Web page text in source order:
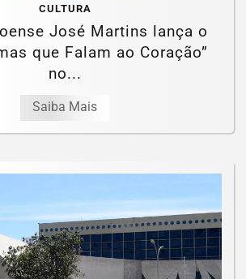
CULTURA
José Martins lança o
que Falam ao Coração”
no...
Saiba Mais